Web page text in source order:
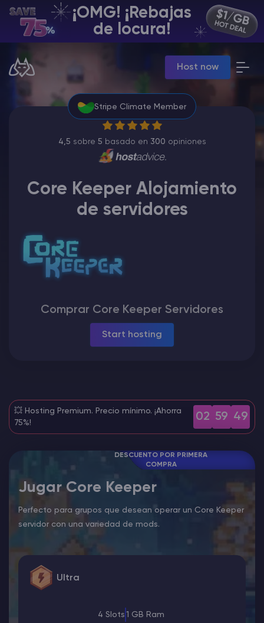
¡OMG! ¡Rebajas
de locura!
Host now
ES | USD
Manage your servers & payments
Game Panel
Manage game server
VPS Panel
Manage VPS server
Affiliate panel
Manage affiliates
Hytale Hosting 50% OFF
Palworld Alojamiento de servidores
Stripe Climate Member
4,5 sobre 5 basado en 300 opiniones
Core Keeper Alojamiento
de servidores
Comprar Core Keeper Servidores
Start hosting
💥 Hosting Premium. Precio mínimo. ¡Ahorra
75%!
02 59 48
DESCUENTO POR PRIMERA
COMPRA
Jugar Core Keeper
Perfecto para grupos que desean operar un Core Keeper
servidor con una variedad de mods.
Ultra
4 Slots 1 GB Ram